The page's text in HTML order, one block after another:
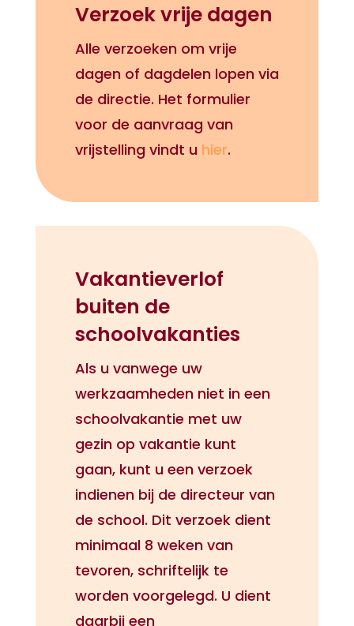
Verzoek vrije dagen
Alle verzoeken om vrije
dagen of dagdelen lopen via
de directie. Het formulier
voor de aanvraag van
vrijstelling vindt u hier.
Vakantieverlof
buiten de
schoolvakanties
Als u vanwege uw
werkzaamheden niet in een
schoolvakantie met uw
gezin op vakantie kunt
gaan, kunt u een verzoek
indienen bij de directeur van
de school. Dit verzoek dient
minimaal 8 weken van
tevoren, schriftelijk te
worden voorgelegd. U dient
daarbij een